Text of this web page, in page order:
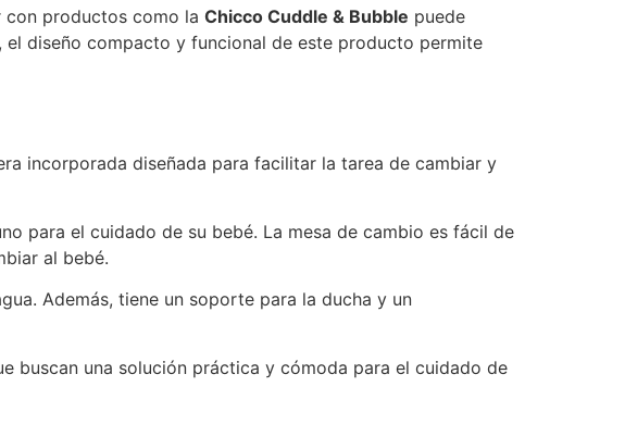
con productos como la Chicco Cuddle & Bubble puede
diseño compacto y funcional de este producto permite
incorporada diseñada para facilitar la tarea de cambiar y
para el cuidado de su bebé. La mesa de cambio es fácil de
al bebé.
Además, tiene un soporte para la ducha y un
buscan una solución práctica y cómoda para el cuidado de